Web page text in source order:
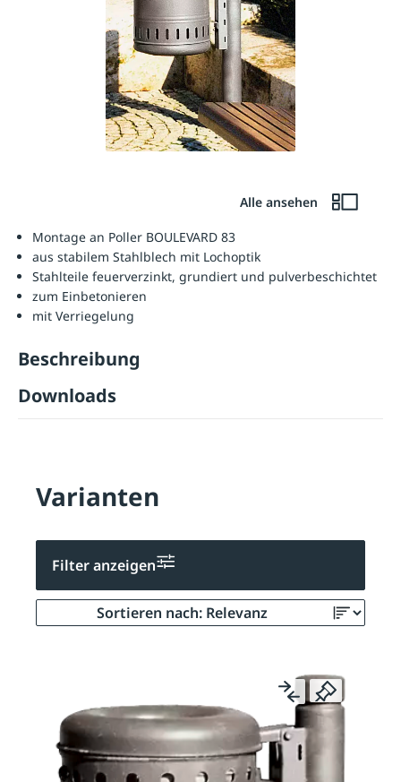
Alle ansehen
Montage an Poller BOULEVARD 83
aus stabilem Stahlblech mit Lochoptik
Stahlteile feuerverzinkt, grundiert und pulverbeschichtet
zum Einbetonieren
mit Verriegelung
Beschreibung
Downloads
Varianten
Filter anzeigen